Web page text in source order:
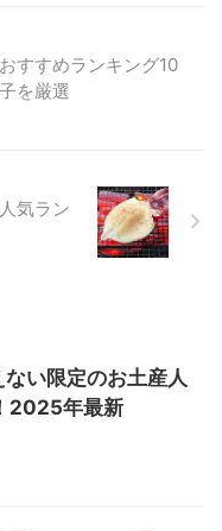
すすめランキング10
を厳選
気ラン
い限定のお土産人
2025年最新